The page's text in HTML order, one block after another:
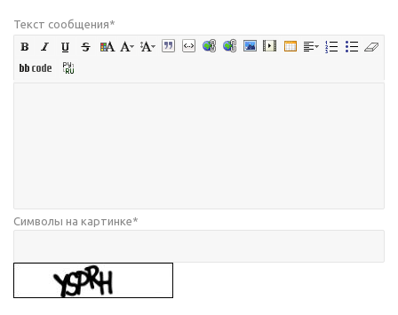
Текст сообщения*
Символы на картинке*